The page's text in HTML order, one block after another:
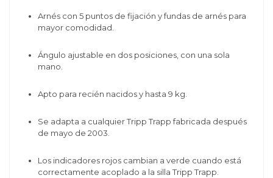
Arnés con 5 puntos de fijación y fundas de arnés para
mayor comodidad.
Ángulo ajustable en dos posiciones, con una sola
mano.
Apto para recién nacidos y hasta 9 kg.
Se adapta a cualquier Tripp Trapp fabricada después
de mayo de 2003.
Los indicadores rojos cambian a verde cuando está
correctamente acoplado a la silla Tripp Trapp.